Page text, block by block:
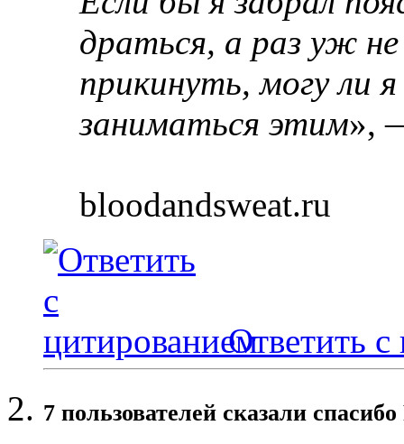
драться, а раз уж
прикинуть, могу ли
заниматься этим»,
bloodandsweat.ru
Ответить с
7 пользователей сказали